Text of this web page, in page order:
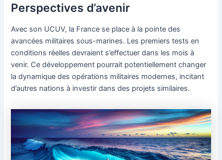
Perspectives d’avenir
Avec son UCUV, la France se place à la pointe des
avancées militaires sous-marines. Les premiers tests en
conditions réelles devraient s’effectuer dans les mois à
venir. Ce développement pourrait potentiellement changer
la dynamique des opérations militaires modernes, incitant
d’autres nations à investir dans des projets similaires.